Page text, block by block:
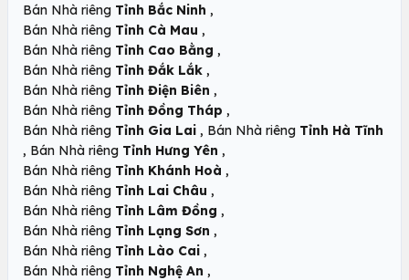
Bán Nhà riêng Tỉnh Bắc Ninh ,
Bán Nhà riêng Tỉnh Cà Mau ,
Bán Nhà riêng Tỉnh Cao Bằng ,
Bán Nhà riêng Tỉnh Đắk Lắk ,
Bán Nhà riêng Tỉnh Điện Biên ,
Bán Nhà riêng Tỉnh Đồng Tháp ,
Bán Nhà riêng Tỉnh Gia Lai , Bán Nhà riêng Tỉnh Hà Tĩnh
, Bán Nhà riêng Tỉnh Hưng Yên ,
Bán Nhà riêng Tỉnh Khánh Hoà ,
Bán Nhà riêng Tỉnh Lai Châu ,
Bán Nhà riêng Tỉnh Lâm Đồng ,
Bán Nhà riêng Tỉnh Lạng Sơn ,
Bán Nhà riêng Tỉnh Lào Cai ,
Bán Nhà riêng Tỉnh Nghệ An ,